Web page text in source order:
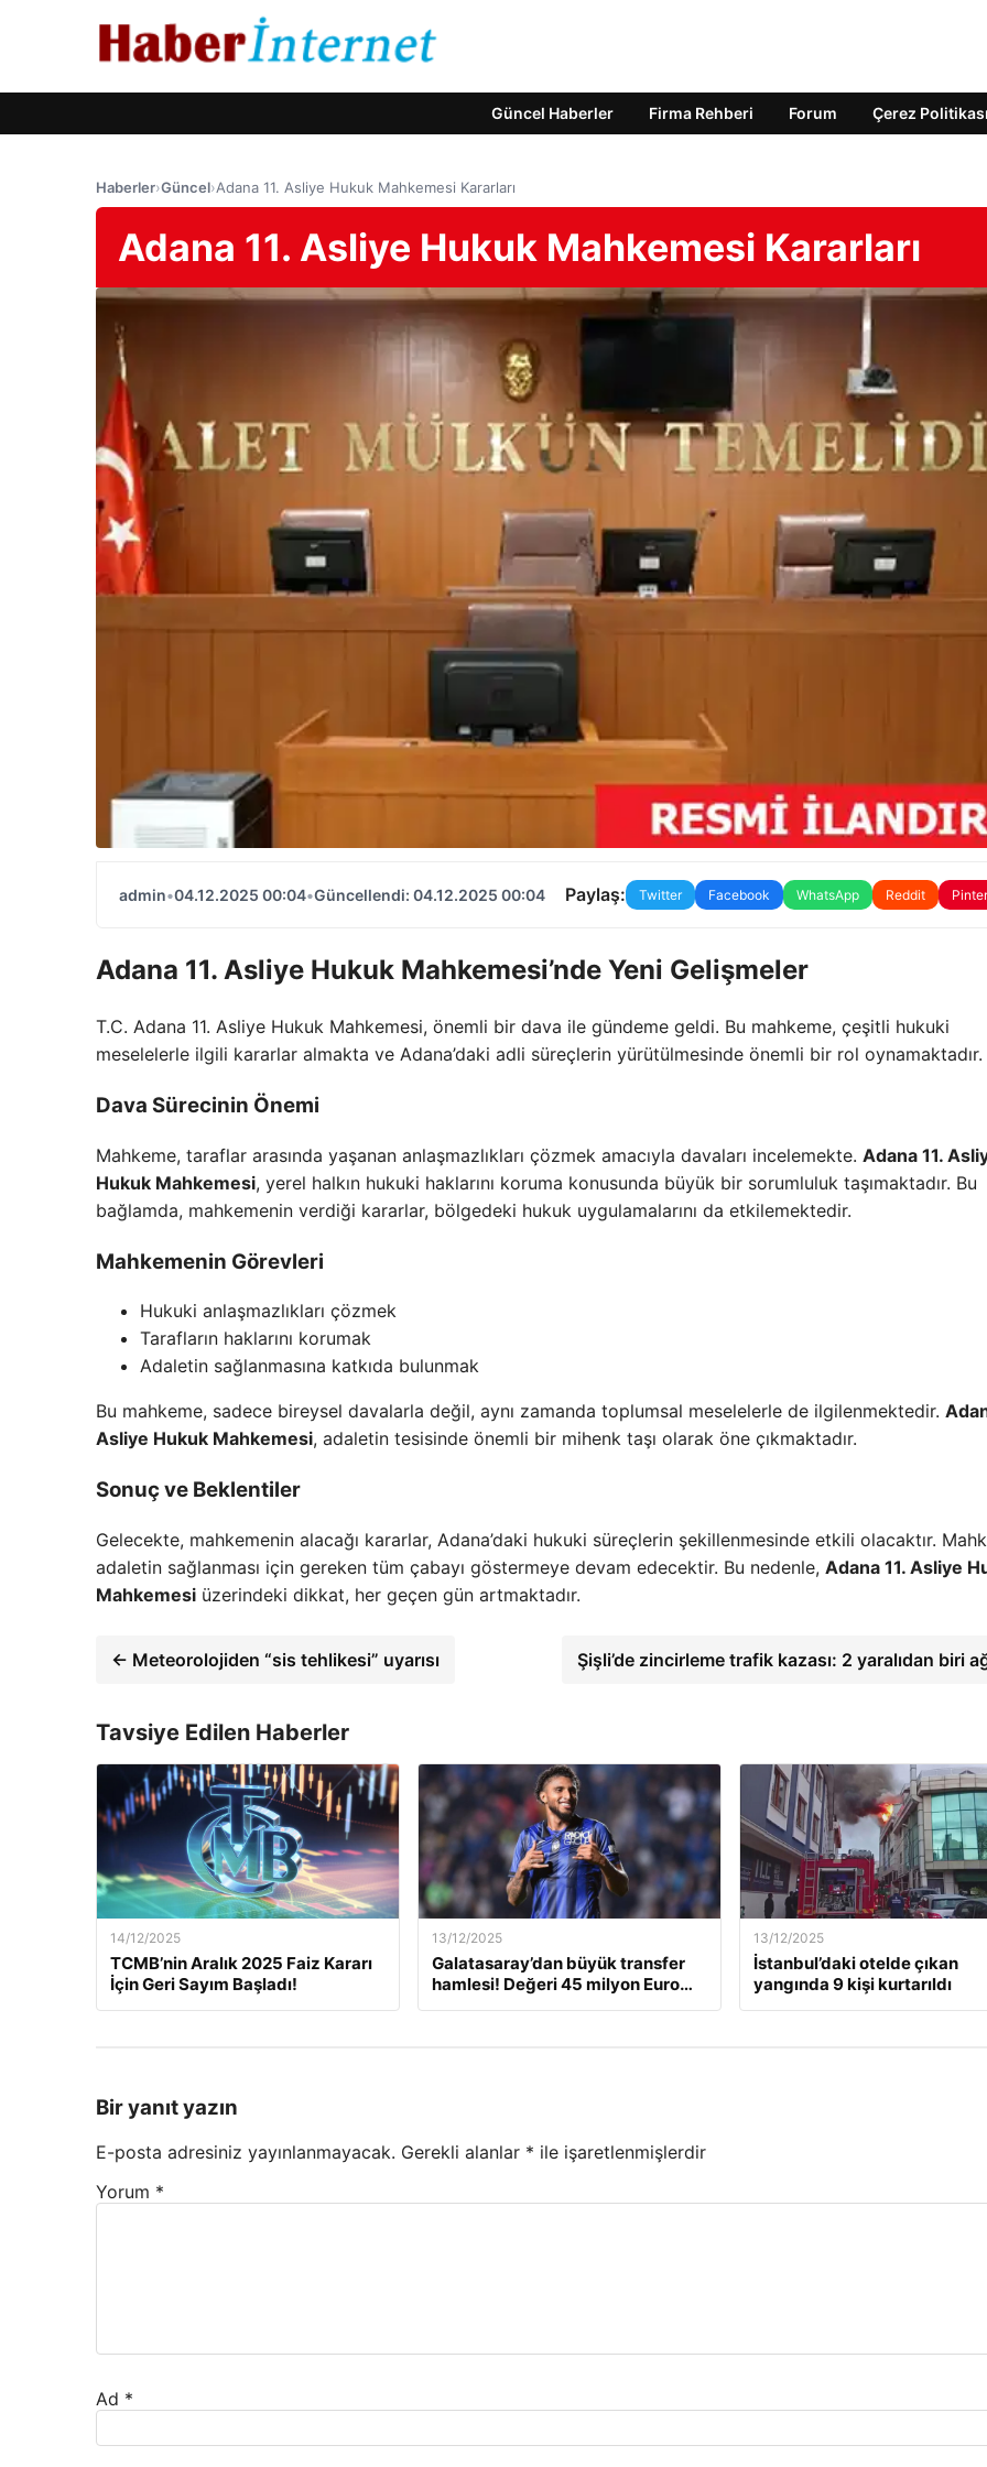
Güncel Haberler Firma Rehberi Forum Çerez Politikası
Haberler›Güncel›Adana 11. Asliye Hukuk Mahkemesi Kararları
Adana 11. Asliye Hukuk Mahkemesi Kararları
admin•04.12.2025 00:04•Güncellendi: 04.12.2025 00:04 Paylaş: Twitter Facebook WhatsApp Reddit
Adana 11. Asliye Hukuk Mahkemesi’nde Yeni Gelişmeler
T.C. Adana 11. Asliye Hukuk Mahkemesi, önemli bir dava ile gündeme geldi. Bu mahkeme, çeşitli hukuki
meselelerle ilgili kararlar almakta ve Adana’daki adli süreçlerin yürütülmesinde önemli bir rol oynamaktadır.
Dava Sürecinin Önemi
Mahkeme, taraflar arasında yaşanan anlaşmazlıkları çözmek amacıyla davaları incelemekte. Adana 11.
Hukuk Mahkemesi, yerel halkın hukuki haklarını koruma konusunda büyük bir sorumluluk taşımaktadır. Bu
bağlamda, mahkemenin verdiği kararlar, bölgedeki hukuk uygulamalarını da etkilemektedir.
Mahkemenin Görevleri
Hukuki anlaşmazlıkları çözmek
Tarafların haklarını korumak
Adaletin sağlanmasına katkıda bulunmak
Bu mahkeme, sadece bireysel davalarla değil, aynı zamanda toplumsal meselelerle de ilgilenmektedir.
Asliye Hukuk Mahkemesi, adaletin tesisinde önemli bir mihenk taşı olarak öne çıkmaktadır.
Sonuç ve Beklentiler
Gelecekte, mahkemenin alacağı kararlar, Adana’daki hukuki süreçlerin şekillenmesinde etkili olacaktır.
adaletin sağlanması için gereken tüm çabayı göstermeye devam edecektir. Bu nedenle, Adana 11. Asliye
Mahkemesi üzerindeki dikkat, her geçen gün artmaktadır.
← Meteorolojiden “sis tehlikesi” uyarısı Şişli’de zincirleme trafik kazası: 2 yaralıdan biri
Tavsiye Edilen Haberler
14/12/2025
TCMB’nin Aralık 2025 Faiz Kararı
İçin Geri Sayım Başladı!
13/12/2025
Galatasaray’dan büyük transfer
hamlesi! Değeri 45 milyon Euro…
13/12/2025
İstanbul’daki otelde çıkan
yangında 9 kişi kurtarıldı
Bir yanıt yazın
E-posta adresiniz yayınlanmayacak. Gerekli alanlar * ile işaretlenmişlerdir
Yorum *
Ad *